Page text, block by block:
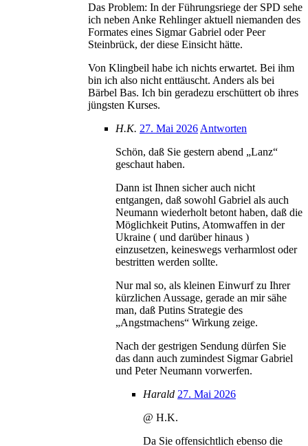
Das Problem: In der Führungsriege der SPD sehe
ich neben Anke Rehlinger aktuell niemanden des
Formates eines Sigmar Gabriel oder Peer
Steinbrück, der diese Einsicht hätte.
Von Klingbeil habe ich nichts erwartet. Bei ihm
bin ich also nicht enttäuscht. Anders als bei
Bärbel Bas. Ich bin geradezu erschüttert ob ihres
jüngsten Kurses.
H.K. 27. Mai 2026 Antworten
Schön, daß Sie gestern abend „Lanz“
geschaut haben.
Dann ist Ihnen sicher auch nicht
entgangen, daß sowohl Gabriel als auch
Neumann wiederholt betont haben, daß die
Möglichkeit Putins, Atomwaffen in der
Ukraine ( und darüber hinaus )
einzusetzen, keineswegs verharmlost oder
bestritten werden sollte.
Nur mal so, als kleinen Einwurf zu Ihrer
kürzlichen Aussage, gerade an mir sähe
man, daß Putins Strategie des
„Angstmachens“ Wirkung zeige.
Nach der gestrigen Sendung dürfen Sie
das dann auch zumindest Sigmar Gabriel
und Peter Neumann vorwerfen.
Harald 27. Mai 2026
@ H.K.
Da Sie offensichtlich ebenso die